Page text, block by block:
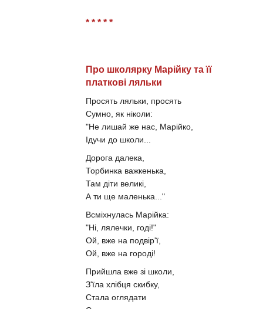
* * * * *
Про школярку Марійку та її
платкові ляльки
Просять ляльки, просять
Сумно, як ніколи:
"Не лишай же нас, Марійко,
Ідучи до школи...
Дорога далека,
Торбинка важкенька,
Там діти великі,
А ти ще маленька..."
Всміхнулась Марійка:
"Ні, лялечки, годі!"
Ой, вже на подвір'ї,
Ой, вже на городі!
Прийшла вже зі школи,
З'їла хлібця скибку,
Стала оглядати